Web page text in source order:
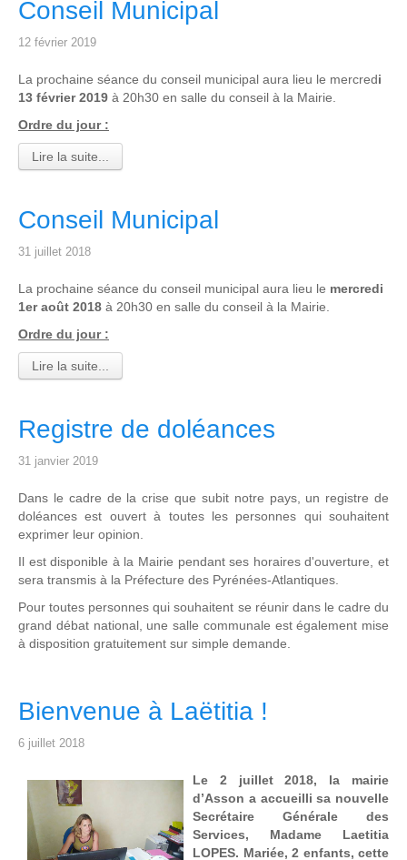
Conseil Municipal
12 février 2019
La prochaine séance du conseil municipal aura lieu le mercredi
13 février 2019 à 20h30 en salle du conseil à la Mairie.
Ordre du jour :
Lire la suite...
Conseil Municipal
31 juillet 2018
La prochaine séance du conseil municipal aura lieu le mercredi
1er août 2018 à 20h30 en salle du conseil à la Mairie.
Ordre du jour :
Lire la suite...
Registre de doléances
31 janvier 2019
Dans le cadre de la crise que subit notre pays, un registre de
doléances est ouvert à toutes les personnes qui souhaitent
exprimer leur opinion.
Il est disponible à la Mairie pendant ses horaires d'ouverture, et
sera transmis à la Préfecture des Pyrénées-Atlantiques.
Pour toutes personnes qui souhaitent se réunir dans le cadre du
grand débat national, une salle communale est également mise
à disposition gratuitement sur simple demande.
Bienvenue à Laëtitia !
6 juillet 2018
Le 2 juillet 2018, la mairie
d’Asson a accueilli sa nouvelle
Secrétaire Générale des
Services, Madame Laetitia
LOPES. Mariée, 2 enfants, cette